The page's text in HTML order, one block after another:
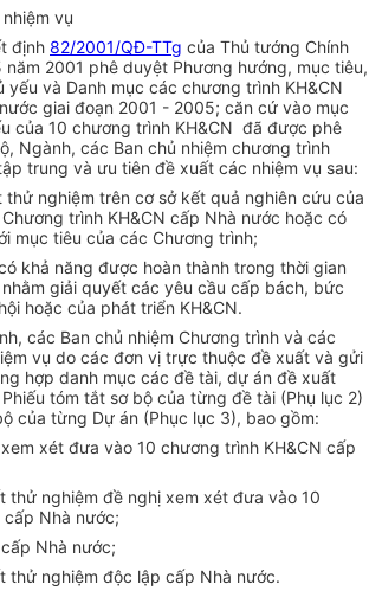
vụ
định 82/2001/QĐ-TTg của Thủ tướng Chính
2001 phê duyệt Phương hướng, mục tiêu,
yếu và Danh mục các chương trình KH&CN
giai đoạn 2001 - 2005; căn cứ vào mục
của 10 chương trình KH&CN đã được phê
Ngành, các Ban chủ nhiệm chương trình
trung và ưu tiên đề xuất các nhiệm vụ sau:
thử nghiệm trên cơ sở kết quả nghiên cứu của
trình KH&CN cấp Nhà nước hoặc có
mục tiêu của các Chương trình;
khả năng được hoàn thành trong thời gian
giải quyết các yêu cầu cấp bách, bức
hoặc của phát triển KH&CN.
các Ban chủ nhiệm Chương trình và các
vụ do các đơn vị trực thuộc đề xuất và gửi
hợp danh mục các đề tài, dự án đề xuất
tóm tắt sơ bộ của từng đề tài (Phụ lục 2)
của từng Dự án (Phục lục 3), bao gồm:
xét đưa vào 10 chương trình KH&CN cấp
thử nghiệm đề nghị xem xét đưa vào 10
cấp Nhà nước;
Nhà nước;
thử nghiệm độc lập cấp Nhà nước.